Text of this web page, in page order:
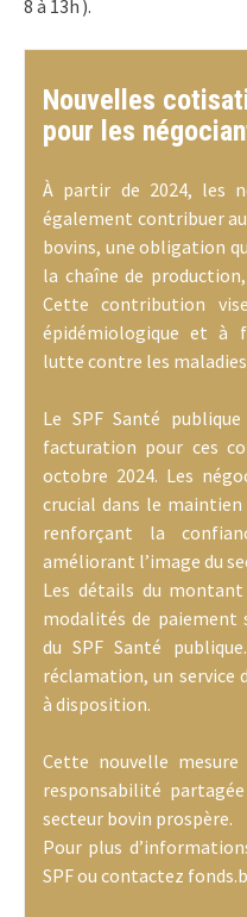
8 à 13h ).
Nouvelles
pour les
À partir de 2024, les
également contribuer
bovins, une obligation
la chaîne de
Cette contribution
épidémiologique et à
lutte contre les
Le SPF Santé
facturation pour ces
octobre 2024. Les
crucial dans le
renforçant la
améliorant l’image du
Les détails du
modalités de
du SPF Santé
réclamation, un service
à disposition.
Cette nouvelle
responsabilité
secteur bovin prospère.
Pour plus
SPF ou contactez